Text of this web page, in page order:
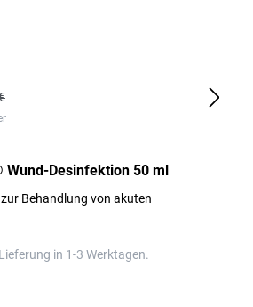
Wund-Desinfektion 50 ml
Behandlung von akuten
Lieferung in 1-3 Werktagen.